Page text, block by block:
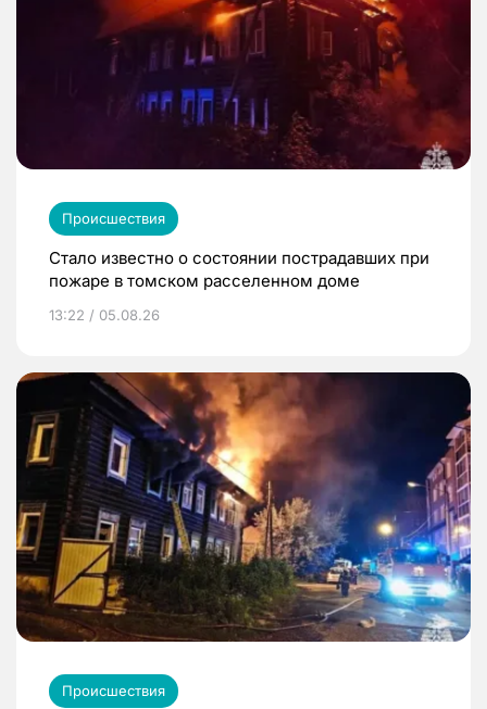
Происшествия
Стало известно о состоянии пострадавших при
пожаре в томском расселенном доме
13:22 / 05.08.26
Происшествия